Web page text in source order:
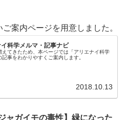
案内ページを用意しました。
科学メルマ・記事ナビ
えてきたため、本ページでは「アリエナイ科学
記事をわかりやすくご案内します。
2018.10.13
ジャガイモの毒性】緑になった